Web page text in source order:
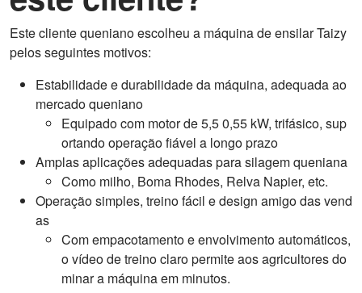
Este cliente queniano escolheu a máquina de ensilar Taizy
pelos seguintes motivos:
Estabilidade e durabilidade da máquina, adequada ao
mercado queniano
Equipado com motor de 5,5 0,55 kW, trifásico, sup
ortando operação fiável a longo prazo
Amplas aplicações adequadas para silagem queniana
Como milho, Boma Rhodes, Relva Napier, etc.
Operação simples, treino fácil e design amigo das vend
as
Com empacotamento e envolvimento automáticos,
o vídeo de treino claro permite aos agricultores do
minar a máquina em minutos.